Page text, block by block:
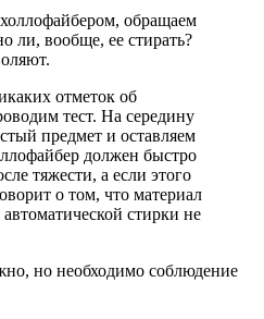
обращаем
ли, вообще, ее стирать?
отметок об
тест. На середину
предмет и оставляем
должен быстро
тяжести, а если этого
о том, что материал
стирки не
но необходимо соблюдение